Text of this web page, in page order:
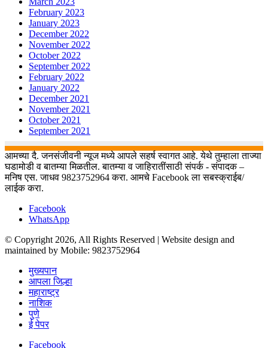
February 2023
January 2023
December 2022
November 2022
October 2022
September 2022
February 2022
January 2022
December 2021
November 2021
October 2021
September 2021
आमच्या दै. जनसंजीवनी न्यूज मध्ये आपले सहर्ष स्वागत आहे. येथे तुम्हाला ताज्या
घडामोडी व बातम्या मिळतील. बातम्या व जाहिरातींसाठी संपर्क - संपादक –
मनिष एस. जाधव 9823752964 करा. आमचे Facebook ला सबस्क्राईब/
लाईक करा.
Facebook
WhatsApp
© Copyright 2026, All Rights Reserved | Website design and
maintained by Mobile: 9823752964
मुख्यपान
आपला जिल्हा
महाराष्ट्र
नाशिक
पुणे
ई पेपर
Facebook